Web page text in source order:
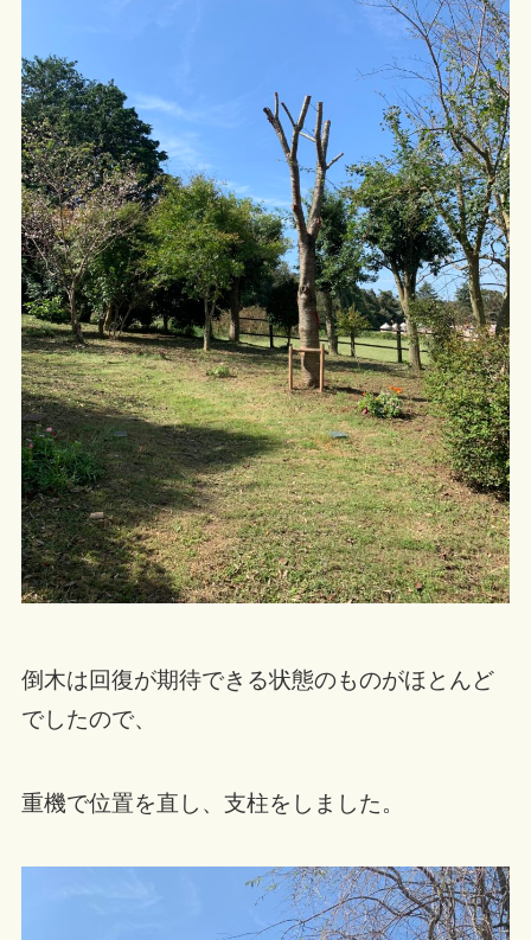
倒木は回復が期待できる状態のものがほとんど
でしたので、
重機で位置を直し、支柱をしました。